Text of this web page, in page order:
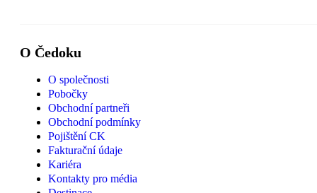
O Čedoku
O společnosti
Pobočky
Obchodní partneři
Obchodní podmínky
Pojištění CK
Fakturační údaje
Kariéra
Kontakty pro média